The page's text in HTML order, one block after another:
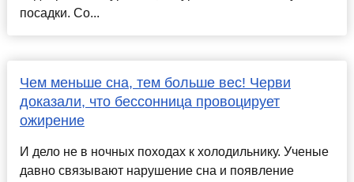
посадки. Со...
Чем меньше сна, тем больше вес! Черви
доказали, что бессонница провоцирует
ожирение
И дело не в ночных походах к холодильнику. Ученые
давно связывают нарушение сна и появление